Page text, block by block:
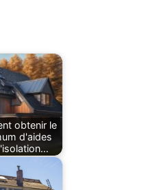
obtenir le
d'aides